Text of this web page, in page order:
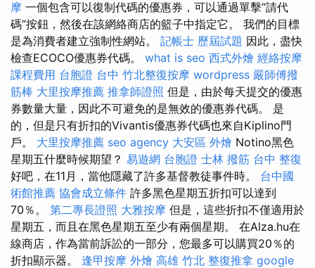
摩 一個包含可以復制代碼的優惠券，可以通過單擊“請代
碼”按鈕，然後在該網絡商店的籃子中指定它。 我們的目標
是為消費者建立強制性網站。 記帳士 歷屆試題 因此，盡快
檢查ECOCO優惠券代碼。 what is seo 西式外燴 經絡按摩
課程費用 台胞證 台中 竹北整復按摩 wordpress 嚴師傅撥
筋棒 大里按摩推薦 推拿師證照 但是，由於每天提交的優惠
券數量大量，因此不可避免的是無效的優惠券代碼。 是
的，但是只有折扣的Vivantis優惠券代碼也來自Kiplino門
戶。 大里按摩推薦 seo agency 大安區 外燴 Notino黑色
星期五什麼時候期望？ 易遊網 台胞證 士林 撥筋 台中 整復
好吧，在11月，當他隱藏了許多基督教徒事件時。 台中國
術館推薦 協會成立條件 許多黑色星期五折扣可以達到
70％。 第二專長證照 大雅按摩 但是，這些折扣不僅適用於
星期五，而且在黑色星期五至少有兩個星期。 在Alza.hu在
線商店，作為當前訴訟的一部分，您最多可以購買20％的
折扣顯示器。 逢甲按摩 外燴 高雄 竹北 整復推拿 google